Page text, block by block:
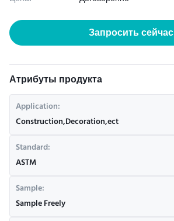
Запросить сейчас
Атрибуты продукта
Application:
Construction,Decoration,ect
Standard:
ASTM
Sample:
Sample Freely